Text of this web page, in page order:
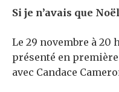
Si je n’avais que Noël
Le 29 novembre à 20
présenté en
avec Candace